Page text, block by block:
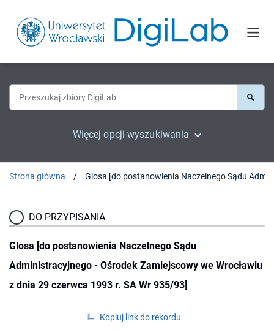
Więcej opcji wyszukiwania
Strona główna
DO PRZYPISANIA
Glosa [do postanowienia Naczelnego Sądu
Administracyjnego - Ośrodek Zamiejscowy we Wrocławiu
z dnia 29 czerwca 1993 r. SA Wr 935/93]
Kopiuj link do rekordu